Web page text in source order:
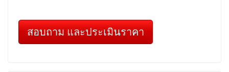
สอบถาม และประเมินราคา